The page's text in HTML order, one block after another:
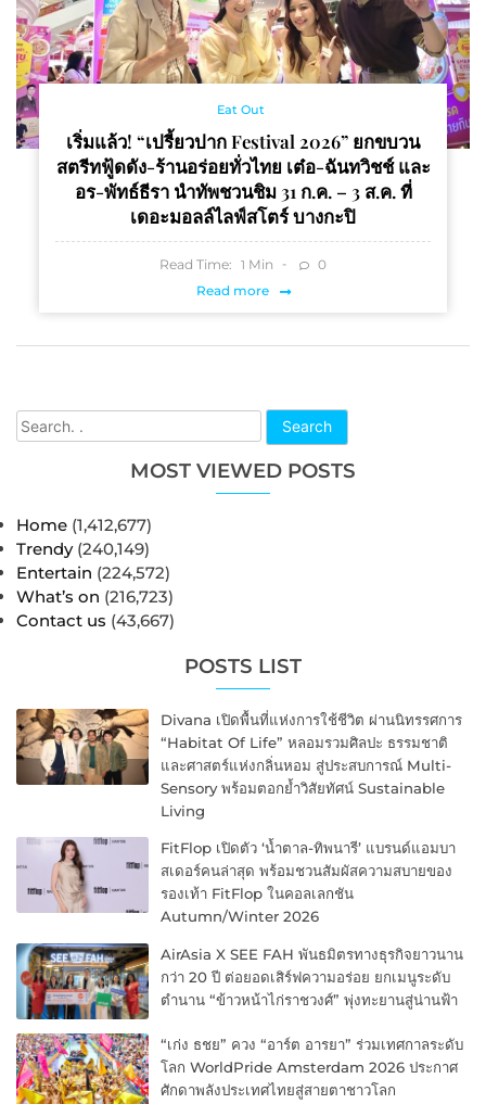
Search
MOST VIEWED POSTS
Home (1,412,677)
Trendy (240,149)
Entertain (224,572)
What’s on (216,723)
Contact us (43,667)
POSTS LIST
Divana เปิดพื้นที่แห่งการใช้ชีวิต ผ่านนิทรรศการ
“Habitat Of Life” หลอมรวมศิลปะ ธรรมชาติ
และศาสตร์แห่งกลิ่นหอม สู่ประสบการณ์ Multi-
Sensory พร้อมตอกย้ำวิสัยทัศน์ Sustainable
Living
FitFlop เปิดตัว ‘น้ำตาล-ทิพนารี’ แบรนด์แอมบา
สเดอร์คนล่าสุด พร้อมชวนสัมผัสความสบายของ
รองเท้า FitFlop ในคอลเลกชัน
Autumn/Winter 2026
AirAsia X SEE FAH พันธมิตรทางธุรกิจยาวนาน
กว่า 20 ปี ต่อยอดเสิร์ฟความอร่อย ยกเมนูระดับ
ตำนาน “ข้าวหน้าไก่ราชวงศ์” พุ่งทะยานสู่น่านฟ้า
“เก่ง ธชย” ควง “อาร์ต อารยา” ร่วมเทศกาลระดับ
โลก WorldPride Amsterdam 2026 ประกาศ
ศักดาพลังประเทศไทยสู่สายตาชาวโลก
Eat Out
เริ่มแล้ว! “เปรี้ยวปาก Festival 2026” ยกขบวน
สตรีทฟู้ดดัง-ร้านอร่อยทั่วไทย เต๋อ-ฉันทวิชช์ และ
อร-พัทธ์ธีรา นำทัพชวนชิม 31 ก.ค. – 3 ส.ค. ที่
เดอะมอลล์ไลฟ์สโตร์ บางกะปิ
Read Time: 1 Min
0
Read more